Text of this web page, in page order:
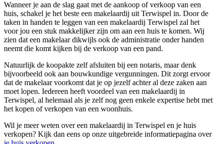
Wanneer je aan de slag gaat met de aankoop of verkoop van een
huis, schakel je het beste een makelaardij uit Terwispel in. Door de
taken in handen te leggen van een makelaardij Terwispel zal het
voor jou een stuk makkelijker zijn om aan een huis te komen. Wij
zien dat een makelaar dikwijls ook de administratie onder handen
neemt die komt kijken bij de verkoop van een pand.
Natuurlijk de koopakte zelf afsluiten bij een notaris, maar denk
bijvoorbeeld ook aan bouwkundige vergunningen. Dit zorgt ervoor
dat de makelaar voorkomt dat je op jezelf achter al deze zaken aan
moet lopen. Iedereen heeft voordeel van een makelaardij in
Terwispel, al helemaal als je zelf nog geen enkele expertise hebt met
het kopen of verkopen van een woonhuis.
Wil je meer weten over een makelaardij in Terwispel en je huis
verkopen? Kijk dan eens op onze uitgebreide informatiepagina over